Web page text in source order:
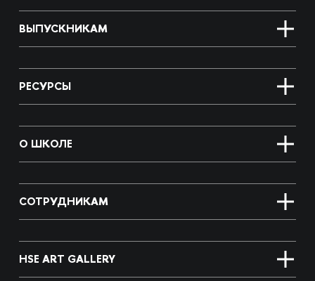
ВЫПУСКНИКАМ
РЕСУРСЫ
О ШКОЛЕ
СОТРУДНИКАМ
HSE ART GALLERY